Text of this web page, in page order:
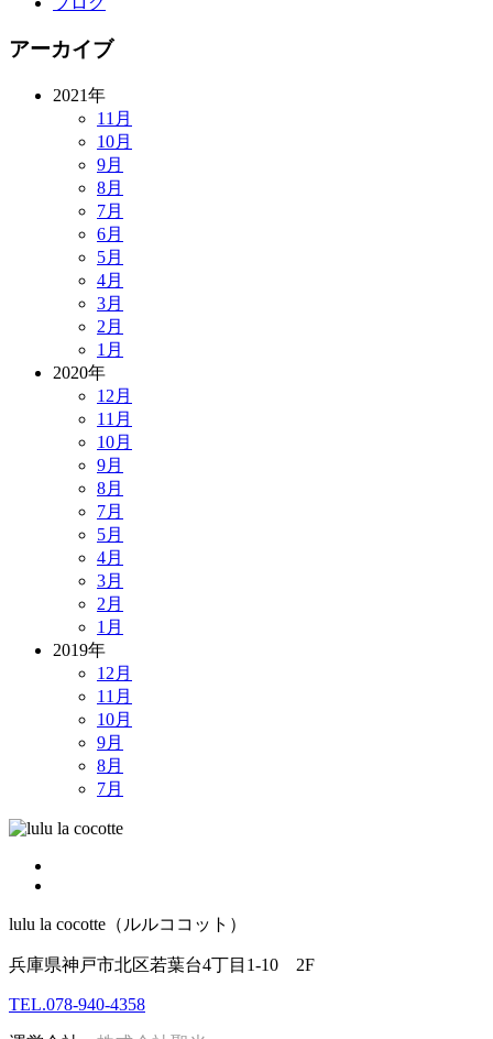
アーカイブ
2021年
11月
10月
9月
8月
7月
6月
5月
4月
3月
2月
1月
2020年
12月
11月
10月
9月
8月
7月
5月
4月
3月
2月
1月
2019年
12月
11月
10月
9月
8月
7月
lulu la cocotte（ルルココット）
兵庫県神戸市北区若葉台4丁目1-10 2F
TEL.078-940-4358